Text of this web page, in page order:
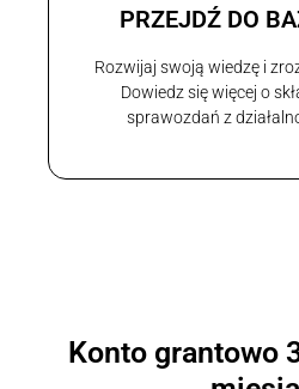
PRZEJDŹ DO
Rozwijaj swoją wiedzę i
Dowiedz się więcej o
sprawozdań z
Konto grantowo